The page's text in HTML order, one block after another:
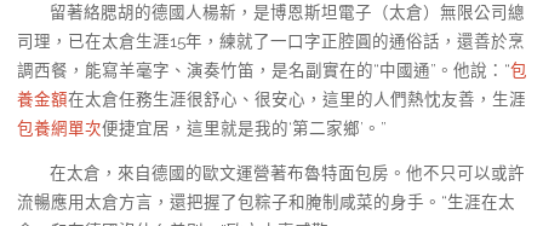
留著絡腮胡的德國人楊新，是博恩斯坦電子（太倉）無限公司總
司理，已在太倉生涯15年，練就了一口字正腔圓的通俗話，還善於烹
調西餐，能寫羊毫字、演奏竹笛，是名副實在的“中國通”。他說：“包
養金額在太倉任務生涯很舒心、很安心，這里的人們熱忱友善，生涯
包養網單次便捷宜居，這里就是我的‘第二家鄉’。”
在太倉，來自德國的歐文運營著布魯特面包房。他不只可以或許
流暢應用太倉方言，還把握了包粽子和腌制咸菜的身手。“生涯在太